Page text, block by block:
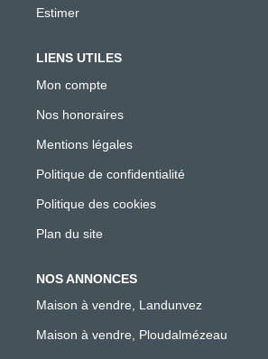
Estimer
LIENS UTILES
Mon compte
Nos honoraires
Mentions légales
Politique de confidentialité
Politique des cookies
Plan du site
NOS ANNONCES
Maison à vendre, Landunvez
Maison à vendre, Ploudalmézeau